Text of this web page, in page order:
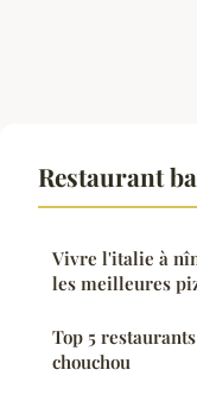
Restaurant
Vivre l'italie à
les meilleures
Top 5
chouchou